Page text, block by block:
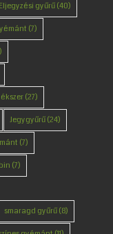
Eljegyzési gyűrű(40)
(7)
(27)
Jegygyűrű(24)
(7)
(7)
smaragd gyűrű(8)